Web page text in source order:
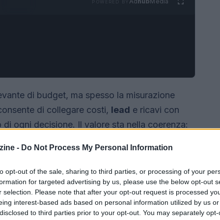
- Do Not Process My Personal Information
opt-out of the sale, sharing to third parties, or processing of your
for targeted advertising by us, please use the below opt-out
selection. Please note that after your opt-out request is processed
interest-based ads based on personal information utilized by us
to third parties prior to your opt-out. You may separately
di budget, ma spesso la misurazione
di collegare costi, lead e ricavi con
ogni decisione. Il valore sta nella coerenza:
Con un template strutturato, il team può
correttamente l’influenza multi-touch
essenziali.